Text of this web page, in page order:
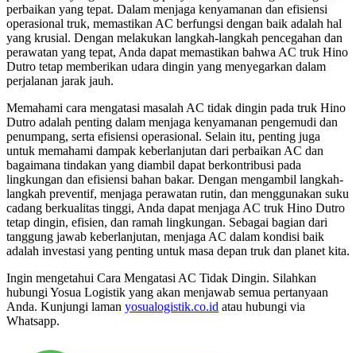
perbaikan yang tepat. Dalam menjaga kenyamanan dan efisiensi
operasional truk, memastikan AC berfungsi dengan baik adalah hal
yang krusial. Dengan melakukan langkah-langkah pencegahan dan
perawatan yang tepat, Anda dapat memastikan bahwa AC truk Hino
Dutro tetap memberikan udara dingin yang menyegarkan dalam
perjalanan jarak jauh.
Memahami cara mengatasi masalah AC tidak dingin pada truk Hino
Dutro adalah penting dalam menjaga kenyamanan pengemudi dan
penumpang, serta efisiensi operasional. Selain itu, penting juga
untuk memahami dampak keberlanjutan dari perbaikan AC dan
bagaimana tindakan yang diambil dapat berkontribusi pada
lingkungan dan efisiensi bahan bakar. Dengan mengambil langkah-
langkah preventif, menjaga perawatan rutin, dan menggunakan suku
cadang berkualitas tinggi, Anda dapat menjaga AC truk Hino Dutro
tetap dingin, efisien, dan ramah lingkungan. Sebagai bagian dari
tanggung jawab keberlanjutan, menjaga AC dalam kondisi baik
adalah investasi yang penting untuk masa depan truk dan planet kita.
Ingin mengetahui Cara Mengatasi AC Tidak Dingin. Silahkan
hubungi Yosua Logistik yang akan menjawab semua pertanyaan
Anda. Kunjungi laman yosualogistik.co.id atau hubungi via
Whatsapp.